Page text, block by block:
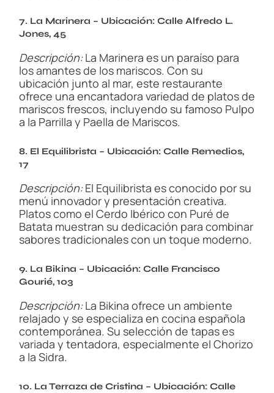
7. La Marinera – Ubicación: Calle Alfredo L.
Jones, 45
Descripción:La Marinera es un paraíso para
los amantes de los mariscos. Con su
ubicación junto al mar, este restaurante
ofrece una encantadora variedad de platos de
mariscos frescos, incluyendo su famoso Pulpo
a la Parrilla y Paella de Mariscos.
8. El Equilibrista – Ubicación: Calle Remedios,
17
Descripción:El Equilibrista es conocido por su
menú innovador y presentación creativa.
Platos como el Cerdo Ibérico con Puré de
Batata muestran su dedicación para combinar
sabores tradicionales con un toque moderno.
9. La Bikina – Ubicación: Calle Francisco
Gourié, 103
Descripción:La Bikina ofrece un ambiente
relajado y se especializa en cocina española
contemporánea. Su selección de tapas es
variada y tentadora, especialmente el Chorizo
a la Sidra.
10. La Terraza de Cristina – Ubicación: Calle